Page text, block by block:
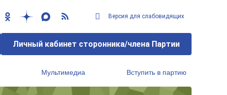
Версия для слабовидящих
Личный кабинет сторонника/члена Партии
Мультимедиа Вступить в партию